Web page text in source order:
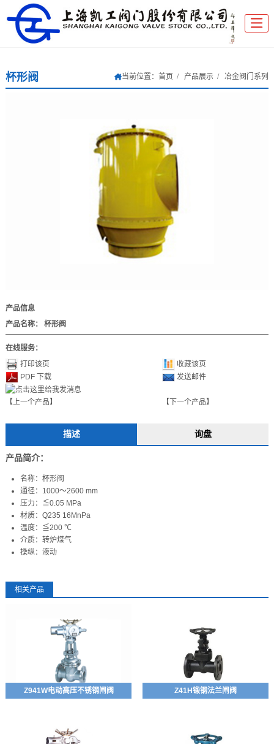
杯形阀 当前位置： 首页 产品展示 冶金阀门系列
产品信息
产品名称：
杯形阀
在线服务：
打印该页
收藏该页
PDF 下载
发送邮件
【上一个产品】 【下一个产品】
描述 询盘
产品简介：
名称：杯形阀
通径：1000～2600 mm
压力：≦0.05 MPa
材质：Q235 16MnPa
温度：≦200 ℃
介质：转炉煤气
操纵：液动
相关产品
Z941W电动高压不锈钢闸阀 Z41H锻钢法兰闸阀